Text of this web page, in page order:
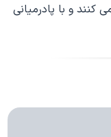
و با پادرمیانی